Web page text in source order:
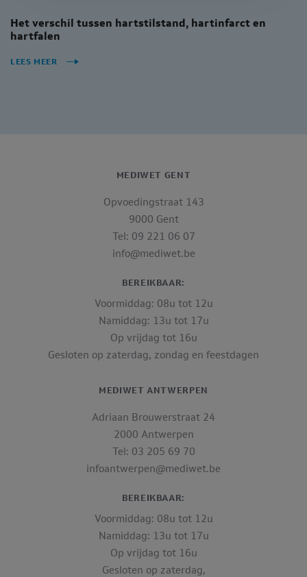
Het verschil tussen hartstilstand, hartinfarct en
hartfalen
LEES MEER
MEDIWET GENT
Opvoedingstraat 143
9000 Gent
Tel: 09 221 06 07
info@mediwet.be
BEREIKBAAR:
Voormiddag: 08u tot 12u
Namiddag: 13u tot 17u
Op vrijdag tot 16u
Gesloten op zaterdag, zondag en feestdagen
MEDIWET ANTWERPEN
Adriaan Brouwerstraat 24
2000 Antwerpen
Tel: 03 205 69 70
infoantwerpen@mediwet.be
BEREIKBAAR:
Voormiddag: 08u tot 12u
Namiddag: 13u tot 17u
Op vrijdag tot 16u
Gesloten op zaterdag,